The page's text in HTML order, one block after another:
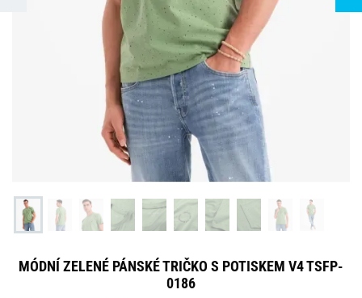
MÓDNÍ ZELENÉ PÁNSKÉ TRIČKO S POTISKEM V4 TSFP-
0186